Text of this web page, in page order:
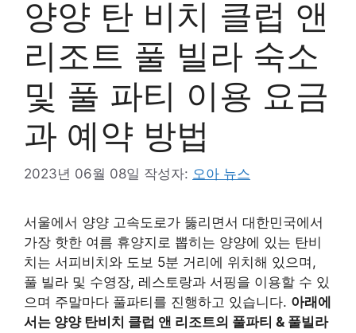
양양 탄 비치 클럽 앤
리조트 풀 빌라 숙소
및 풀 파티 이용 요금
과 예약 방법
2023년 06월 08일 작성자: 오아 뉴스
서울에서 양양 고속도로가 뚫리면서 대한민국에서
가장 핫한 여름 휴양지로 뽑히는 양양에 있는 탄비
치는 서피비치와 도보 5분 거리에 위치해 있으며,
풀 빌라 및 수영장, 레스토랑과 서핑을 이용할 수 있
으며 주말마다 풀파티를 진행하고 있습니다. 아래에
서는 양양 탄비치 클럽 앤 리조트의 풀파티 & 풀빌라